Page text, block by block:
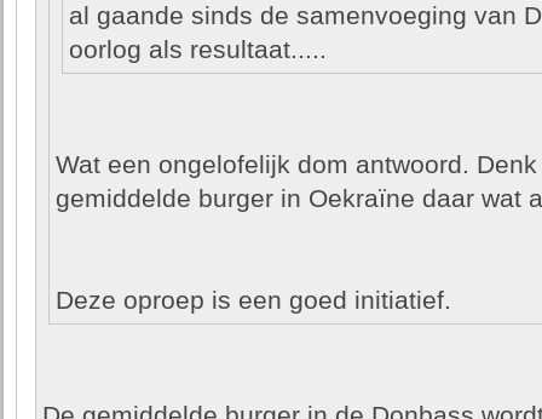
al gaande sinds de samenvoeging van
oorlog als resultaat.....
Wat een ongelofelijk dom antwoord.
gemiddelde burger in Oekraïne daar wat
Deze oproep is een goed initiatief.